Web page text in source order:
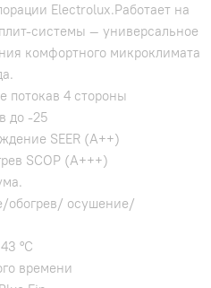
Electrolux.Работает на
системы — универсальное
комфортного микроклимата
потокав 4 стороны
до -25
SEER (A++)
SCOP (A+++)
обогрев/ осушение/
°C
времени